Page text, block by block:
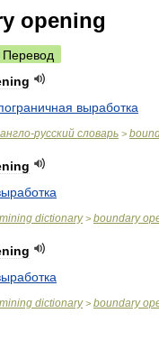
opening
Перевод
выработка
англо-русский словарь >
mining dictionary> boundary
mining dictionary> boundary